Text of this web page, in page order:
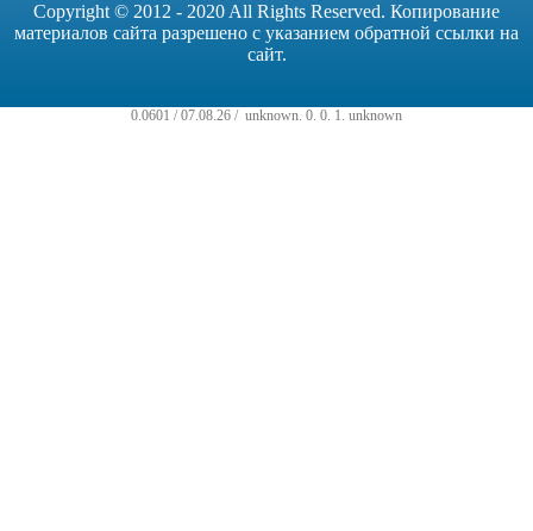
Copyright © 2012 - 2020 All Rights Reserved. Копирование
материалов сайта разрешено с указанием обратной ссылки на
сайт.
0.0601 / 07.08.26 / unknown. 0. 0. 1. unknown